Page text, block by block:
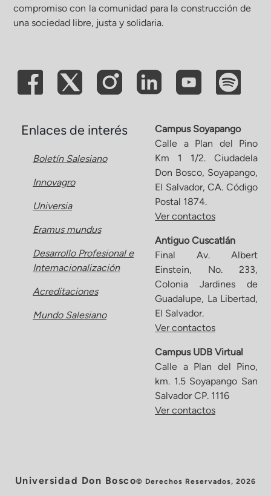
compromiso con la comunidad para la construcción de
una sociedad libre, justa y solidaria.
Enlaces de interés
Boletín Salesiano
Innovagro
Universia
Eramus mundus
Desarrollo Profesional e
Internacionalización
Acreditaciones
Mundo Salesiano
Campus Soyapango
Calle a Plan del Pino
Km 1 1/2. Ciudadela
Don Bosco, Soyapango,
El Salvador, CA. Código
Postal 1874.
Ver contactos
Antiguo Cuscatlán
Final Av. Albert
Einstein, No. 233,
Colonia Jardines de
Guadalupe, La Libertad,
El Salvador.
Ver contactos
Campus UDB Virtual
Calle a Plan del Pino,
km. 1.5 Soyapango San
Salvador CP. 1116
Ver contactos
Universidad Don Bosco© Derechos Reservados, 2026